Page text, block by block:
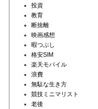
投資
教育
断捨離
映画感想
暇つぶし
格安SIM
楽天モバイル
浪費
無駄な生き方
競技ミニマリスト
老後